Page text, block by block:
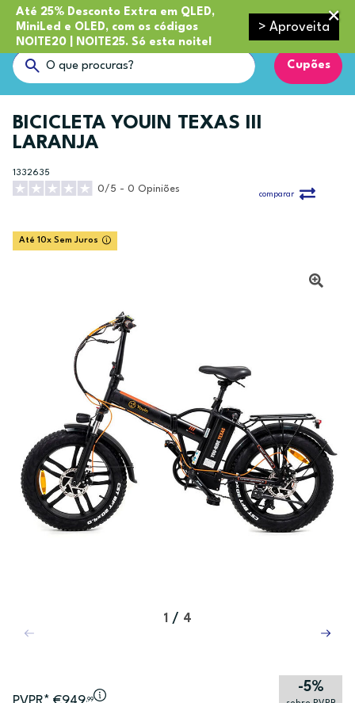
Até 25% Desconto Extra em QLED,
MiniLed e OLED, com os códigos
NOITE20 | NOITE25. Só esta noite!
> Aproveita
Cupões
BICICLETA YOUIN TEXAS III
LARANJA
1332635
0/5 - 0 Opiniões
comparar
Até 10x Sem Juros
1 / 4
,99
-5%